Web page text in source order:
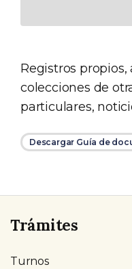
Registros propios,
colecciones de
particulares,
Descargar Guía de
Trámites
Turnos